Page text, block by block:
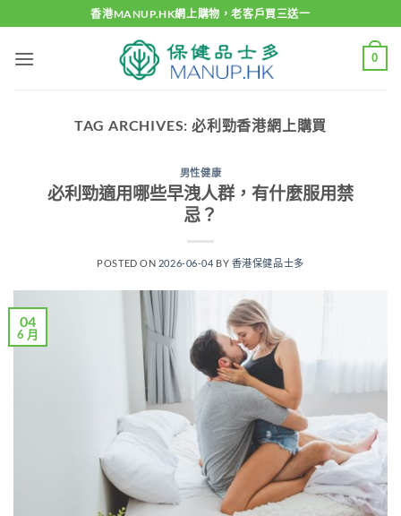
to
content
香港MANUP.HK網上購物，老客戶買三送一
0
TAG ARCHIVES: 必利勁香港網上購買
男性健康
必利勁適用哪些早洩人群，有什麼服用禁
忌？
POSTED ON 2026-06-04 BY 香港保健品士多
04
6 月